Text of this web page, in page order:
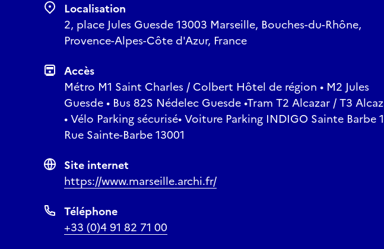
Localisation
2, place Jules Guesde 13003 Marseille, Bouches-du-Rhône,
Provence-Alpes-Côte d'Azur, France
Accès
Métro M1 Saint Charles / Colbert Hôtel de région • M2 Jules
Guesde • Bus 82S Nédelec Guesde •Tram T2 Alcazar / T3
• Vélo Parking sécurisé• Voiture Parking INDIGO Sainte Barbe
Rue Sainte-Barbe 13001
Site internet
https://www.marseille.archi.fr/
Téléphone
+33 (0)4 91 82 71 00